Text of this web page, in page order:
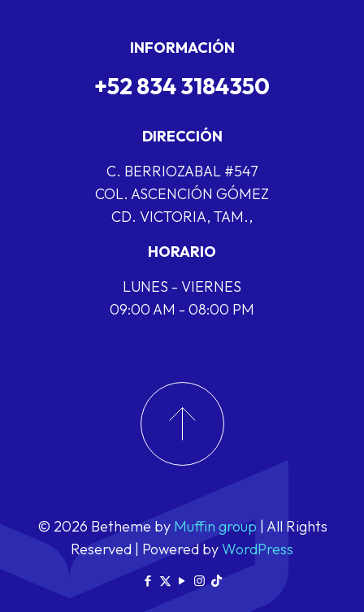
INFORMACIÓN
+52 834 3184350
DIRECCIÓN
C. BERRIOZABAL #547
COL. ASCENCIÓN GÓMEZ
CD. VICTORIA, TAM.,
HORARIO
LUNES - VIERNES
09:00 AM - 08:00 PM
© 2026 Betheme by Muffin group | All Rights
Reserved | Powered byWordPress